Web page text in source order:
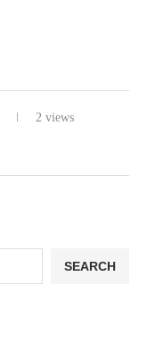
2 views
SEARCH